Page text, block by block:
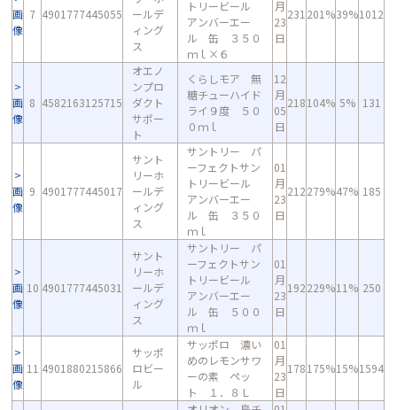
画
像
7 4901777445055
ールデ
ィング
ス
トリービール
アンバーエー
ル 缶 ３５０
ｍｌ×６
月
23
日
231 201%39%1012
画
像
8 4582163125715
オエノ
ンプロ
ダクト
サポー
ト
くらしモア 無
糖チューハイド
ライ９度 ５０
０ｍｌ
12
月
05
日
218104% 5% 131
画
像
9 4901777445017
サント
リーホ
ールデ
ィング
ス
サントリー パ
ーフェクトサン
トリービール
アンバーエー
ル 缶 ３５０
ｍｌ
01
月
23
日
212279%47% 185
画
像
10 4901777445031
サント
リーホ
ールデ
ィング
ス
サントリー パ
ーフェクトサン
トリービール
アンバーエー
ル 缶 ５００
ｍｌ
01
月
23
日
192229%11% 250
画
像
11 4901880215866
サッポ
ロビー
ル
サッポロ 濃い
めのレモンサワ
ーの素 ペッ
ト １．８Ｌ
01
月
23
日
178175%15%1594